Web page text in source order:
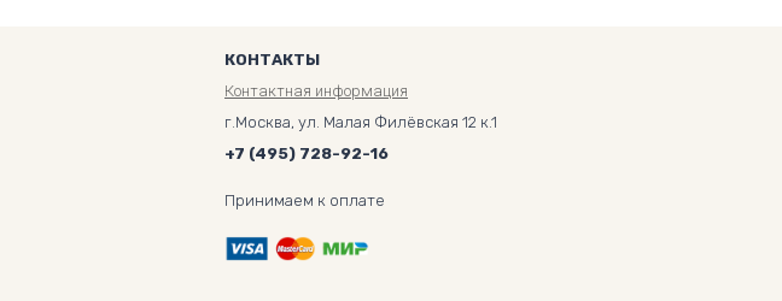
КОНТАКТЫ
Контактная информация
г.Москва, ул. Малая Филёвская 12 к.1
+7 (495) 728-92-16
Принимаем к оплате